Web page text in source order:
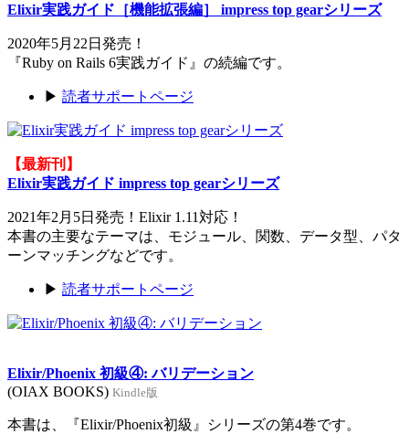
Elixir実践ガイド［機能拡張編］ impress top gearシリーズ
2020年5月22日発売！
『Ruby on Rails 6実践ガイド』の続編です。
▶ 読者サポートページ
【最新刊】
Elixir実践ガイド impress top gearシリーズ
2021年2月5日発売！Elixir 1.11対応！
本書の主要なテーマは、モジュール、関数、データ型、パタ
ーンマッチングなどです。
▶ 読者サポートページ
Elixir/Phoenix 初級④: バリデーション
(OIAX BOOKS) Kindle版
本書は、『Elixir/Phoenix初級』シリーズの第4巻です。